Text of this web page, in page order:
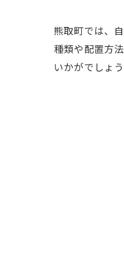
熊取町では、
種類や配置方
いかがでしょう